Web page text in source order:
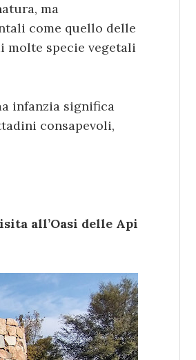
ma
come quello delle
molte specie vegetali
infanzia significa
consapevoli,
all’Oasi delle Api